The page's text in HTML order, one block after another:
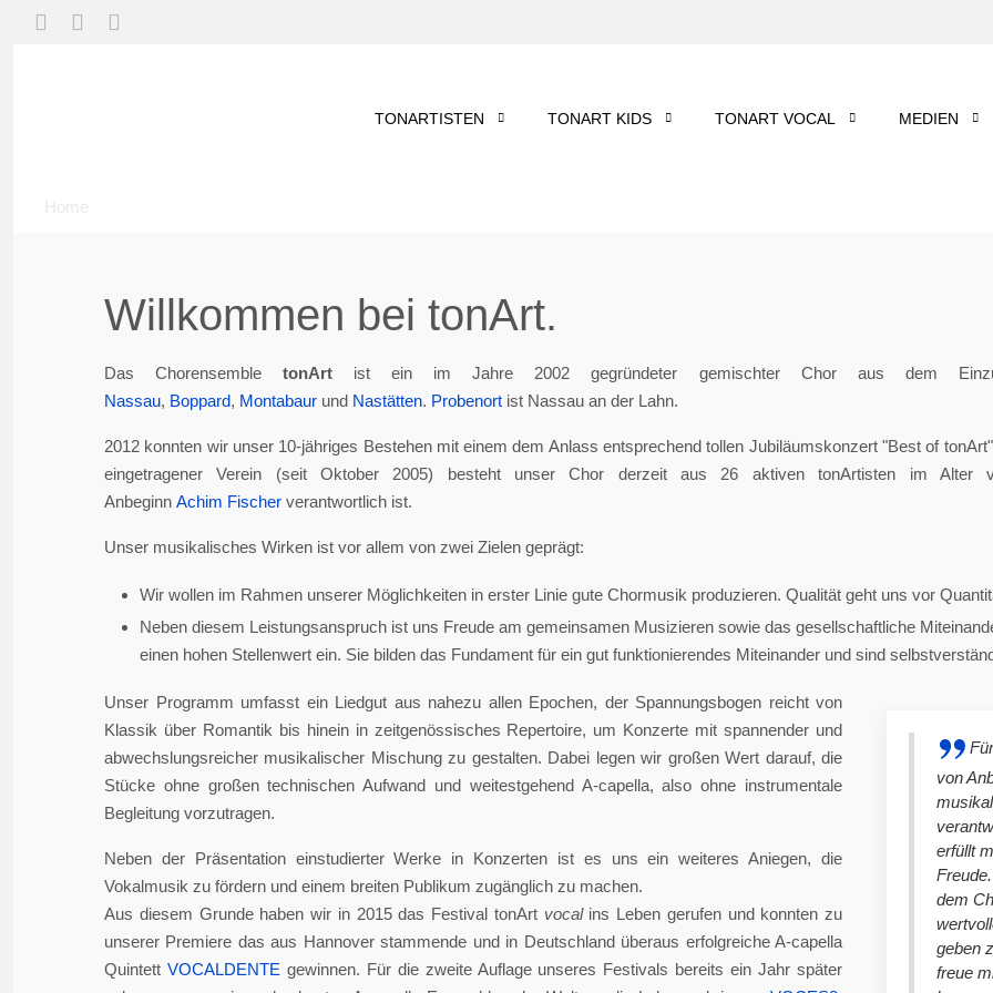
TONARTISTEN TONART KIDS TONART VOCAL MEDIEN
Home
Willkommen bei tonArt.
Das ChorensembletonArt ist ein im Jahre 2002 gegründeter gemischter Chor aus dem
Nassau, Boppard, Montabaur und Nastätten. Probenort ist Nassau an der Lahn.
2012 konnten wir unser 10-jähriges Bestehen mit einem dem Anlass entsprechend tollen Jubiläumskonzert "Best of
eingetragener Verein (seit Oktober 2005) besteht unser Chor derzeit aus 26 aktiven tonArtisten im
Anbeginn Achim Fischer verantwortlich ist.
Unser musikalisches Wirken ist vor allem von zwei Zielen geprägt:
Wir wollen im Rahmen unserer Möglichkeiten in erster Linie gute Chormusik produzieren. Qualität geht uns vor
Neben diesem Leistungsanspruch ist uns Freude am gemeinsamen Musizieren sowie das gesellschaftliche
einen hohen Stellenwert ein. Sie bilden das Fundament für ein gut funktionierendes Miteinander und sind
von
erfüllt
dem
geben
freue
Unser Programm umfasst ein Liedgut aus nahezu allen Epochen, der Spannungsbogen reicht von
Klassik über Romantik bis hinein in zeitgenössisches Repertoire, um Konzerte mit spannender und
abwechslungsreicher musikalischer Mischung zu gestalten. Dabei legen wir großen Wert darauf, die
Stücke ohne großen technischen Aufwand und weitestgehend A-capella, also ohne instrumentale
Begleitung vorzutragen.
Neben der Präsentation einstudierter Werke in Konzerten ist es uns ein weiteres Aniegen, die
Vokalmusik zu fördern und einem breiten Publikum zugänglich zu machen.
Aus diesem Grunde haben wir in 2015 das Festival tonArt vocal ins Leben gerufen und konnten zu
unserer Premiere das aus Hannover stammende und in Deutschland überaus erfolgreiche A-capella
Quintett VOCALDENTE gewinnen. Für die zweite Auflage unseres Festivals bereits ein Jahr später